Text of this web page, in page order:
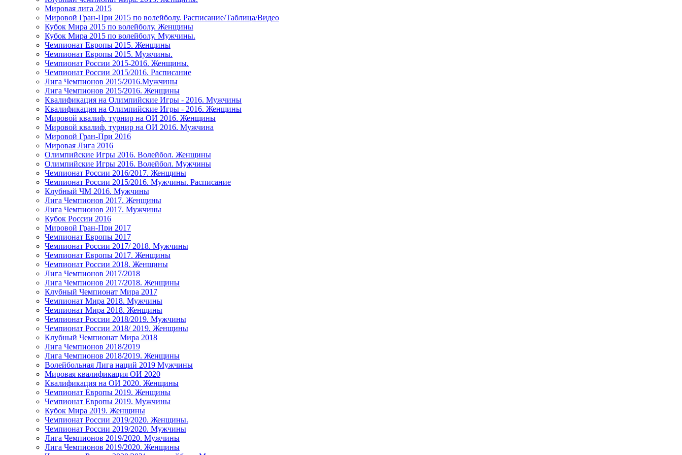
Мировая лига 2015
Мировой Гран-При 2015 по волейболу. Расписание/Таблица/Видео
Кубок Мира 2015 по волейболу. Женщины
Кубок Мира 2015 по волейболу. Мужчины.
Чемпионат Европы 2015. Женщины
Чемпионат Европы 2015. Мужчины.
Чемпионат России 2015-2016. Женщины.
Чемпионат России 2015/2016. Расписание
Лига Чемпионов 2015/2016.Мужчины
Лига Чемпионов 2015/2016. Женщины
Квалификация на Олимпийские Игры - 2016. Мужчины
Квалификация на Олимпийские Игры - 2016. Женщины
Мировой квалиф. турнир на ОИ 2016. Женщины
Мировой квалиф. турнир на ОИ 2016. Мужчина
Мировой Гран-При 2016
Мировая Лига 2016
Олимпийские Игры 2016. Волейбол. Женщины
Олимпийские Игры 2016. Волейбол. Мужчины
Чемпионат России 2016/2017. Женщины
Чемпионат России 2015/2016. Мужчины. Расписание
Клубный ЧМ 2016. Мужчины
Лига Чемпионов 2017. Женщины
Лига Чемпионов 2017. Мужчины
Кубок России 2016
Мировой Гран-При 2017
Чемпионат Европы 2017
Чемпионат России 2017/ 2018. Мужчины
Чемпионат Европы 2017. Женщины
Чемпионат России 2018. Женщины
Лига Чемпионов 2017/2018
Лига Чемпионов 2017/2018. Женщины
Клубный Чемпионат Мира 2017
Чемпионат Мира 2018. Мужчины
Чемпионат Мира 2018. Женщины
Чемпионат России 2018/2019. Мужчины
Чемпионат России 2018/ 2019. Женщины
Клубный Чемпионат Мира 2018
Лига Чемпионов 2018/2019
Лига Чемпионов 2018/2019. Женщины
Волейбольная Лига наций 2019 Мужчины
Мировая квалификация ОИ 2020
Квалификация на ОИ 2020. Женщины
Чемпионат Европы 2019. Женщины
Чемпионат Европы 2019. Мужчины
Кубок Мира 2019. Женщины
Чемпионат России 2019/2020. Женщины.
Чемпионат России 2019/2020. Мужчины
Лига Чемпионов 2019/2020. Мужчины
Лига Чемпионов 2019/2020. Женщины